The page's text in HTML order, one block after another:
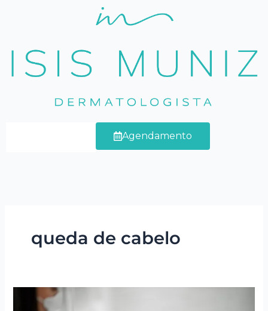
conteúdo
Agendamento
queda de cabelo
Vitamina